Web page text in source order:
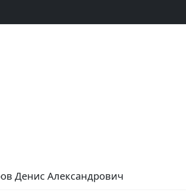
Денис Александрович